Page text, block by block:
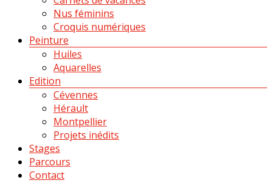
Nus féminins
Croquis numériques
Peinture
Huiles
Aquarelles
Edition
Cévennes
Hérault
Montpellier
Projets inédits
Stages
Parcours
Contact